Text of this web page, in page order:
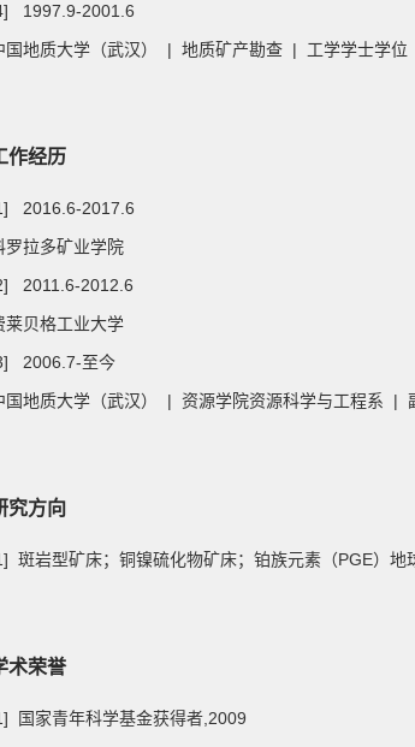
1997.9-2001.6
国地质大学（武汉） | 地质矿产勘查 | 工学学士学
作经历
2016.6-2017.6
罗拉多矿业学院
2011.6-2012.6
莱贝格工业大学
2006.7-至今
国地质大学（武汉） | 资源学院资源科学与工程系 |
究方向
斑岩型矿床；铜镍硫化物矿床；铂族元素（PGE）地
术荣誉
国家青年科学基金获得者,2009